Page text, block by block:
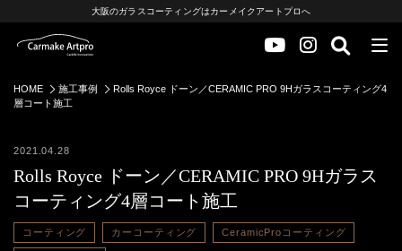
大阪のガラスコーティングはカーメイクアートプロへ
HOME 施工事例
Rolls Royce ドーン／CERAMIC PRO 9Hガラスコーティング4
層コート施工
2021.04.28
Rolls Royce ドーン／CERAMIC PRO 9Hガラス
コーティング4層コート施工
コーティング カーコーティング CeramicProコーティング